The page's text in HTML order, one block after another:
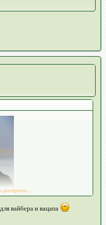
вайбера и вацапа